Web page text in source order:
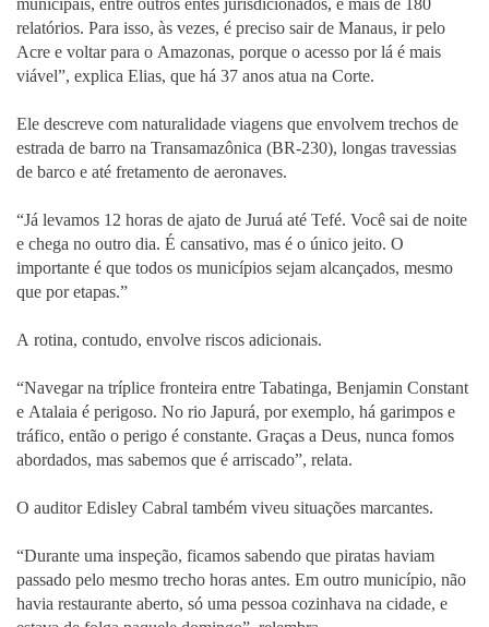
municipais, entre outros entes jurisdicionados, e mais de 180
relatórios. Para isso, às vezes, é preciso sair de Manaus, ir pelo
Acre e voltar para o Amazonas, porque o acesso por lá é mais
viável”, explica Elias, que há 37 anos atua na Corte.
Ele descreve com naturalidade viagens que envolvem trechos de
estrada de barro na Transamazônica (BR-230), longas travessias
de barco e até fretamento de aeronaves.
“Já levamos 12 horas de ajato de Juruá até Tefé. Você sai de noite
e chega no outro dia. É cansativo, mas é o único jeito. O
importante é que todos os municípios sejam alcançados, mesmo
que por etapas.”
A rotina, contudo, envolve riscos adicionais.
“Navegar na tríplice fronteira entre Tabatinga, Benjamin Constant
e Atalaia é perigoso. No rio Japurá, por exemplo, há garimpos e
tráfico, então o perigo é constante. Graças a Deus, nunca fomos
abordados, mas sabemos que é arriscado”, relata.
O auditor Edisley Cabral também viveu situações marcantes.
“Durante uma inspeção, ficamos sabendo que piratas haviam
passado pelo mesmo trecho horas antes. Em outro município, não
havia restaurante aberto, só uma pessoa cozinhava na cidade, e